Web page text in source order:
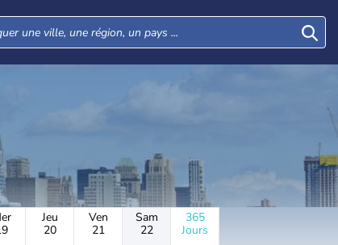
Jeu
20
Ven
21
Sam
22
365
Jours